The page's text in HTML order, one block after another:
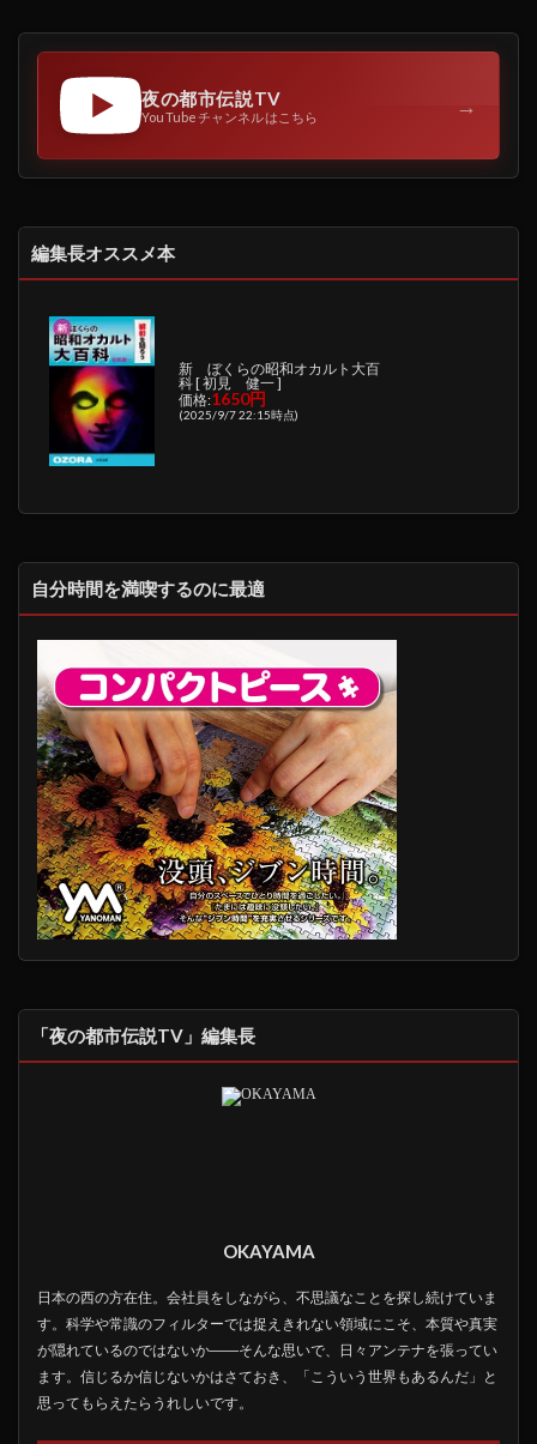
夜の都市伝説TV
YouTubeチャンネルはこちら →
編集長オススメ本
新 ぼくらの昭和オカルト大百
科 [ 初見 健一 ]
価格:1650円
(2025/9/7 22:15時点)
自分時間を満喫するのに最適
「夜の都市伝説TV」編集長
OKAYAMA
日本の西の方在住。会社員をしながら、不思議なことを探し続けていま
す。科学や常識のフィルターでは捉えきれない領域にこそ、本質や真実
が隠れているのではないか――そんな思いで、日々アンテナを張ってい
ます。信じるか信じないかはさておき、「こういう世界もあるんだ」と
思ってもらえたらうれしいです。